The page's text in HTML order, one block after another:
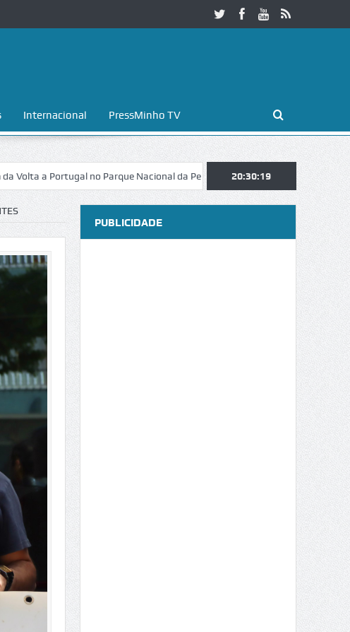
Internacional PressMinho TV
no Parque Nacional da Peneda-Gerês Esposende. Galaicofolia
20:30:20
PUBLICIDADE